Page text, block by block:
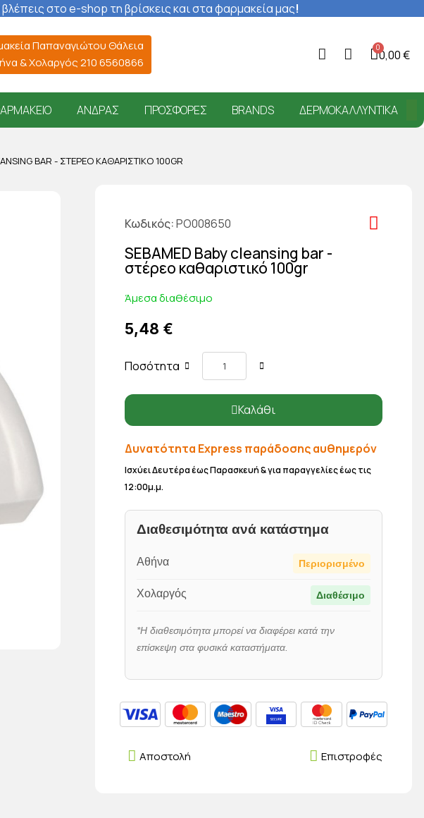
στο e-shop τη βρίσκεις και στα φαρμακεία μας!
Παπαναγιώτου Θάλεια
& Χολαργός 210 6560866
0,00 €
ΆΝΔΡΑΣ ΠΡΟΣΦΟΡΈΣ BRANDS ΔΕΡΜΟΚΑΛΛΥΝΤΙΚΆ
BAR - ΣΤΈΡΕΟ ΚΑΘΑΡΙΣΤΙΚΌ 100GR
Κωδικός PO008650
SEBAMED Baby cleansing bar -
στέρεο καθαριστικό 100gr
Άμεσα διαθέσιμο
5,48 €
Ποσότητα
Καλάθι
Δυνατότητα Express παράδοσης αυθημερόν
Ισχύει Δευτέρα έως Παρασκευή & για παραγγελίες έως τις
12:00μ.μ.
Διαθεσιμότητα ανά κατάστημα
Αθήνα Περιορισμένο
Χολαργός Διαθέσιμο
*Η διαθεσιμότητα μπορεί να διαφέρει κατά την
επίσκεψη στα φυσικά καταστήματα.
Επιστροφές
Αποστολή